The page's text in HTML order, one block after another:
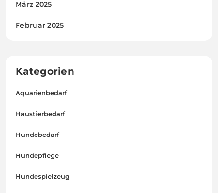
März 2025
Februar 2025
Kategorien
Aquarienbedarf
Haustierbedarf
Hundebedarf
Hundepflege
Hundespielzeug